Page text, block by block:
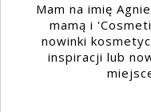
Mam na imię
mamą i
nowinki
inspiracji lub